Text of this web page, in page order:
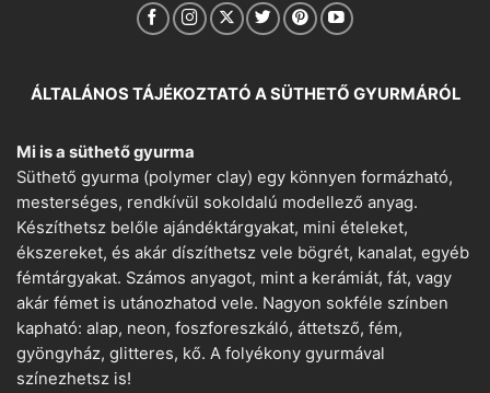
ÁLTALÁNOS TÁJÉKOZTATÓ A SÜTHETŐ GYURMÁRÓL
Mi is a süthető gyurma
Süthető gyurma (polymer clay) egy könnyen formázható,
mesterséges, rendkívül sokoldalú modellező anyag.
Készíthetsz belőle ajándéktárgyakat, mini ételeket,
ékszereket, és akár díszíthetsz vele bögrét, kanalat, egyéb
fémtárgyakat. Számos anyagot, mint a kerámiát, fát, vagy
akár fémet is utánozhatod vele. Nagyon sokféle színben
kapható: alap, neon, foszforeszkáló, áttetsző, fém,
gyöngyház, glitteres, kő. A folyékony gyurmával
színezhetsz is!